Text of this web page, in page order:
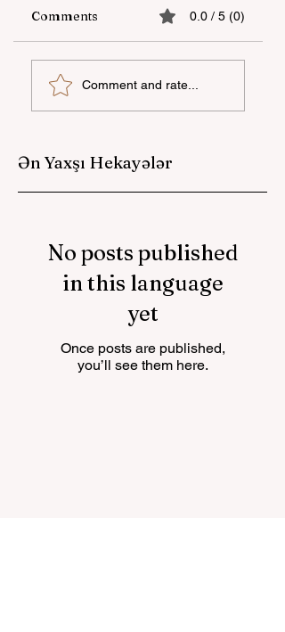
“Unicapital
İnvestisiya Şirkəti”
ASC Azərbaycanda
Principles (WEPs)-
iimzalayan ilk
Comments 0.0 / 5 (0)
Comment and rate...
Ən Yaxşı Hekayələr
No posts published
in this language
yet
Once posts are published,
you’ll see them here.